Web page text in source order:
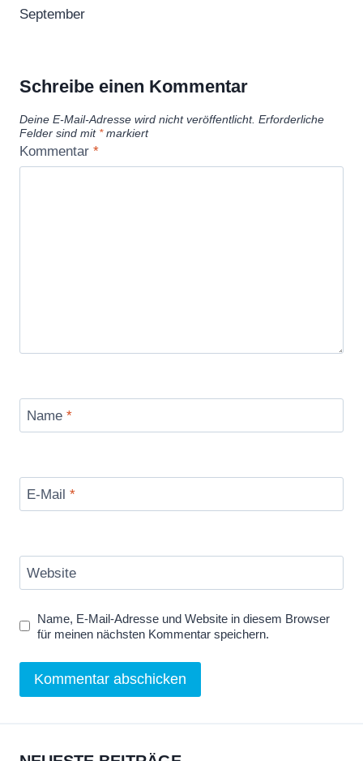
September
Schreibe einen Kommentar
Deine E-Mail-Adresse wird nicht veröffentlicht. Erforderliche
Felder sind mit *markiert
Kommentar *
Name *
E-Mail *
Website
Name, E-Mail-Adresse und Website in diesem Browser
für meinen nächsten Kommentar speichern.